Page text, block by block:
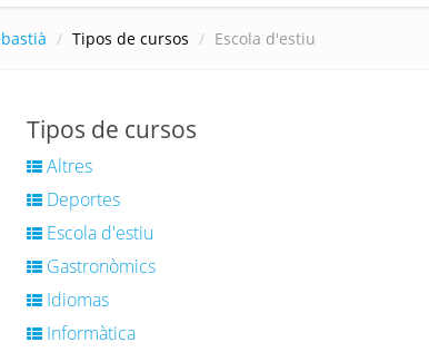
Tipos de cursos Escola d'estiu
Tipos de cursos
Altres
Deportes
Escola d'estiu
Gastronòmics
Idiomas
Informàtica